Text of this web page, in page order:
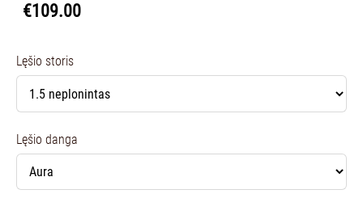
€109.00
Lęšio storis
Lęšio danga